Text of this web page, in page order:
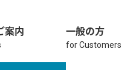
案内 一般の方
for Customers